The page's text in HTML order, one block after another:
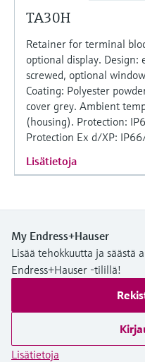
TA30H
Retainer for terminal
optional display. Design:
screwed, optional
Coating: Polyester
cover grey. Ambient
(housing). Protection:
Protection Ex d/XP:
Lisätietoja
My Endress+Hauser
Lisää tehokkuutta ja säästä
Endress+Hauser -tilillä!
Lisätietoja